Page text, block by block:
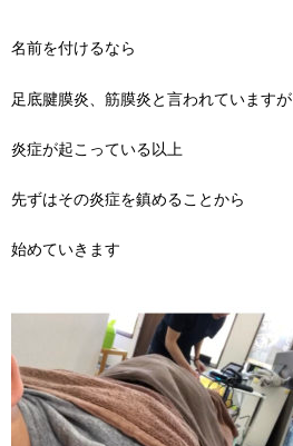
名前を付けるなら
足底腱膜炎、筋膜炎と言われていますが
炎症が起こっている以上
先ずはその炎症を鎮めることから
始めていきます